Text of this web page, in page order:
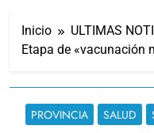
Inicio
ULTIMAS
Etapa de «vacunación
PROVINCIA SALUD